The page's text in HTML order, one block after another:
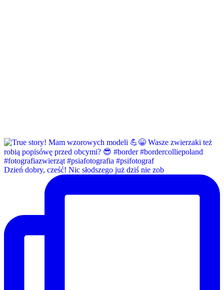
Dzień dobry, cześć! Nic słodszego już dziś nie zob